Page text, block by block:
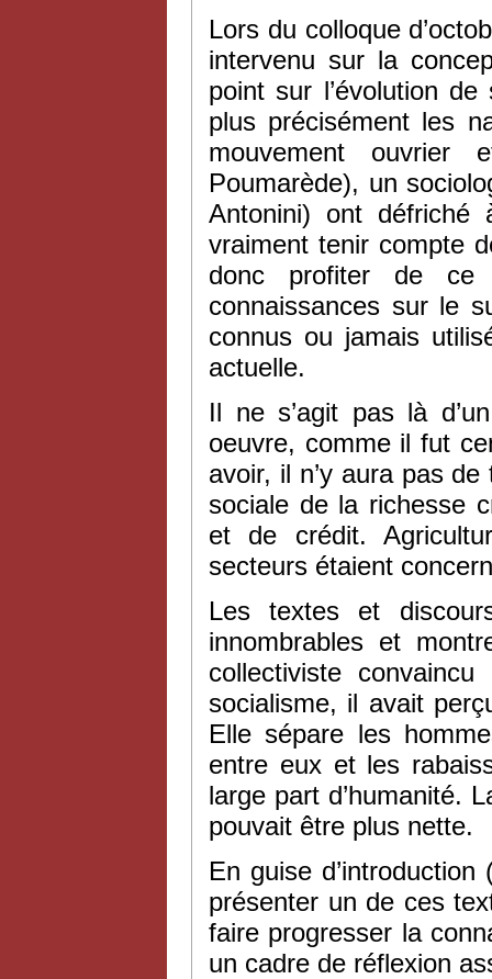
Lors du colloque
intervenu sur la
point sur l’évolution
plus précisément les
mouvement ouvrier
Poumarède), un
Antonini) ont
vraiment tenir compte
donc profiter de ce
connaissances sur le
connus ou jamais
actuelle.
Il ne s’agit pas là
oeuvre, comme il fut
avoir, il n’y aura pas
sociale de la richesse
et de crédit.
secteurs étaient
Les textes et
innombrables et
collectiviste
socialisme, il avait
Elle sépare les
entre eux et les
large part d’humanité.
pouvait être plus nette.
En guise
présenter un de ces
faire progresser la
un cadre de réflexion